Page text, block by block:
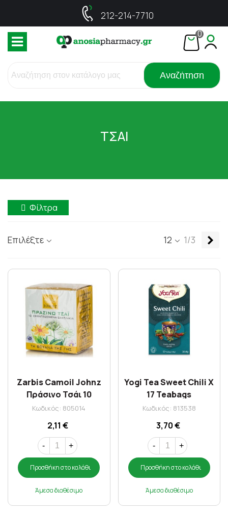
212-214-7710
0
Αναζήτηση
ΤΣΑΙ
Φίλτρα
Επιλέξτε 12 1/3
Zarbis Camoil Johnz
Πράσινο Τσάι 10
Sachets
Κωδικός: 805014
2,11 €
- +
Προσθήκη στο καλάθι
Άμεσα διαθέσιμο
Yogi Tea Sweet Chili X
17 Teabags
Κωδικός: 813538
3,70 €
- +
Προσθήκη στο καλάθι
Άμεσα διαθέσιμο